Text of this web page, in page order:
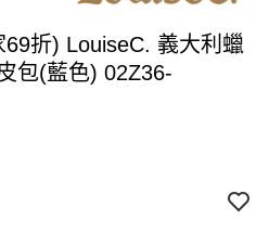
69折) LouiseC. 義大利蠟
包(藍色) 02Z36-